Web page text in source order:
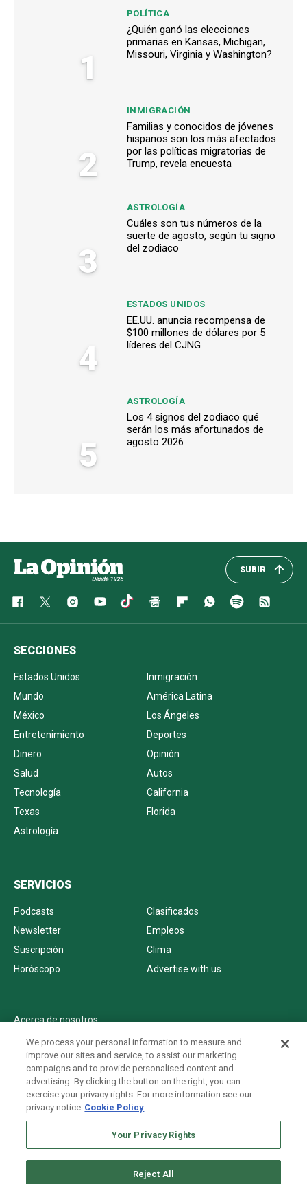
1
POLÍTICA
¿Quién ganó las elecciones
primarias en Kansas, Michigan,
Missouri, Virginia y Washington?
2
INMIGRACIÓN
Familias y conocidos de jóvenes
hispanos son los más afectados
por las políticas migratorias de
Trump, revela encuesta
3
ASTROLOGÍA
Cuáles son tus números de la
suerte de agosto, según tu signo
del zodiaco
4
ESTADOS UNIDOS
EE.UU. anuncia recompensa de
$100 millones de dólares por 5
líderes del CJNG
5
ASTROLOGÍA
Los 4 signos del zodiaco qué
serán los más afortunados de
agosto 2026
SUBIR
SECCIONES
Estados Unidos
Inmigración
Mundo
América Latina
México
Los Ángeles
Entretenimiento
Deportes
Dinero
Opinión
Salud
Autos
Tecnología
California
Texas
Florida
Astrología
SERVICIOS
Podcasts
Clasificados
Newsletter
Empleos
Suscripción
Clima
Horóscopo
Advertise with us
Acerca de nosotros
Politica de privacidad
Pautas Editoriales
AdChoices
Advertise with us
Newsletters
We process your personal information to measure and
improve our sites and service, to assist our marketing
campaigns and to provide personalised content and
advertising. By clicking the button on the right, you can
exercise your privacy rights. For more information see our
privacy notice Cookie Policy
Your Privacy Rights
Reject All